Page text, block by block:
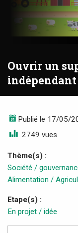
Ouvrir un
indépendant
Publié le 17/05/
2749 vues
Thème(s) :
Société /
Alimentation /
Etape(s) :
En projet / idée